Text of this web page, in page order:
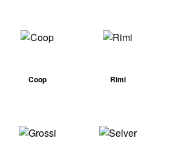
Coop Rimi